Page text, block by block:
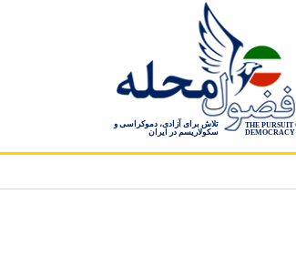
THE PURSUIT
تلاش برای آزادی، دموکراسی و
سکولاریسم در ایران